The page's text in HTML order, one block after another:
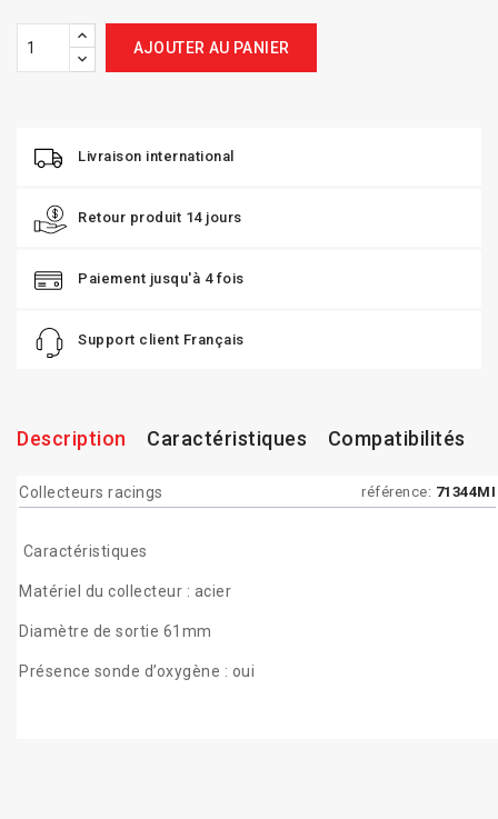
AJOUTER AU PANIER
Livraison international
Retour produit 14 jours
Paiement jusqu'à 4 fois
Support client Français
Description Caractéristiques Compatibilités
référence: 71344MI
Collecteurs racings
Caractéristiques
Matériel du collecteur : acier
Diamètre de sortie 61mm
Présence sonde d’oxygène : oui